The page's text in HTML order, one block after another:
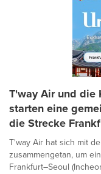
T'way Air und die
starten eine
die Strecke
T'way Air hat sich mit
zusammengetan, um
Frankfurt–Seoul